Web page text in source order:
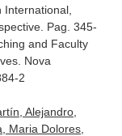
Pag. 345-
and Faculty
. Nova
2
Alejandro,
Maria Dolores,